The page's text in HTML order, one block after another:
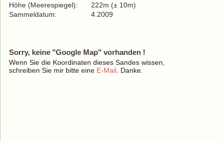
Höhe (Meerespiegel):
222m (± 10m)
Sammeldatum:
4.2009
Sorry, keine "Google Map" vorhanden !
Wenn Sie die Koordinaten dieses Sandes wissen,
schreiben Sie mir bitte eine E-Mail . Danke.